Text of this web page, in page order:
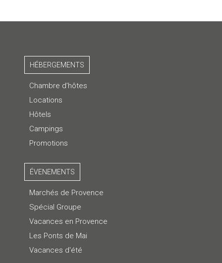
HÉBERGEMENTS
Chambre d’hôtes
Locations
Hôtels
Campings
Promotions
ÉVENEMENTS
Marchés de Provence
Spécial Groupe
Vacances en Provence
Les Ponts de Mai
Vacances d'été